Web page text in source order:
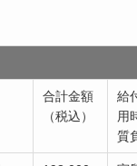
合計金額
（税込）
給
用
質